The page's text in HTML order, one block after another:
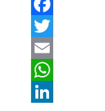
F
a
c
e
T
w
E
m
W